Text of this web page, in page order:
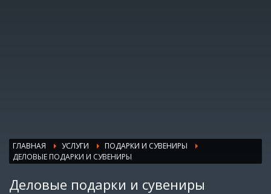
ГЛАВНАЯ УСЛУГИ
ПОДАРКИ И СУВЕНИРЫ
ДЕЛОВЫЕ ПОДАРКИ И СУВЕНИРЫ
Деловые подарки и сувениры